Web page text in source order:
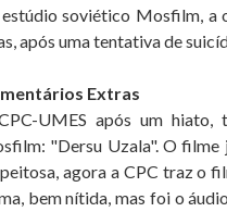
soviético Mosfilm, a
após uma tentativa de
Extras
UMES após um hiato,
"Dersu Uzala". O filme
agora a CPC traz o
bem nítida, mas foi o